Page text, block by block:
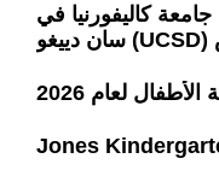
كاليفورنيا في
لعام 2026
Jones